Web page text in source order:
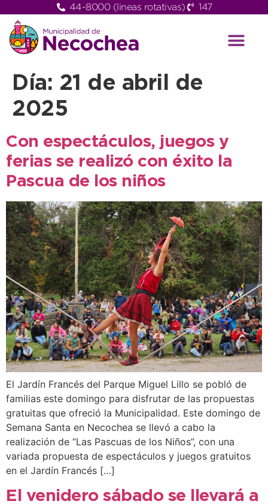
44-8000 (lineas rotativas) 147
Día: 21 de abril de
2025
Con espectáculos, juegos y
ferias se realizó con éxito la
Pascua de los niños
El Jardín Francés del Parque Miguel Lillo se pobló de
familias este domingo para disfrutar de las propuestas
gratuitas que ofreció la Municipalidad. Este domingo de
Semana Santa en Necochea se llevó a cabo la
realización de “Las Pascuas de los Niños”, con una
variada propuesta de espectáculos y juegos gratuitos
en el Jardín Francés […]
El venidero sábado se llevará a